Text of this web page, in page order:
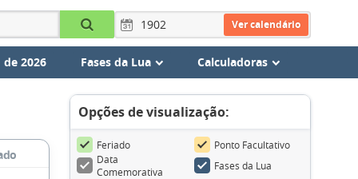
Ver calendário
2026 Fases da Lua Calculadoras
Opções de visualização:
Feriado
Ponto Facultativo
Data
Comemorativa
Fases da Lua